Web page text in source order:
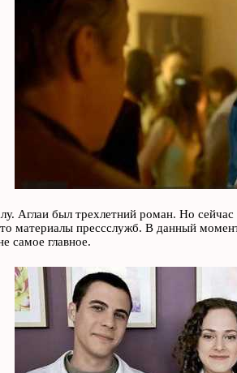
Аглаи был трехлетний роман. Но
материалы прессслужб. В данный
самое главное.